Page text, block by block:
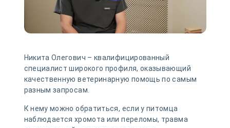
Никита Олегович – квалифицированный
специалист широкого профиля, оказывающий
качественную ветеринарную помощь по самым
разным запросам.
К нему можно обратиться, если у питомца
наблюдается хромота или переломы, травма